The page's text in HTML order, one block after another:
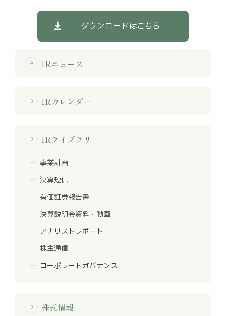
ダウンロードはこちら
arrow_forward IRニュース
arrow_forward IRカレンダー
arrow_forward IRライブラリ
事業計画
決算短信
有価証券報告書
決算説明会資料・動画
アナリストレポート
株主通信
コーポレートガバナンス
arrow_forward 株式情報